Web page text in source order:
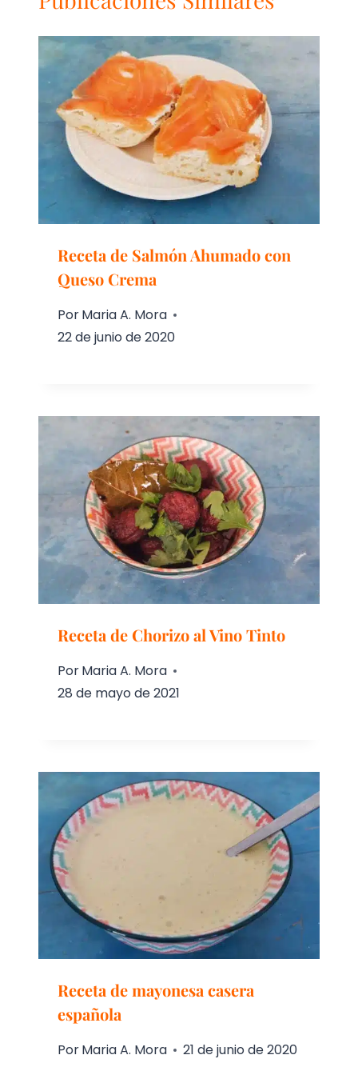
Receta de Salmón Ahumado con
Queso Crema
PorMaria A. Mora
22 de junio de 2020
Receta de Chorizo ​​al Vino Tinto
PorMaria A. Mora
28 de mayo de 2021
Receta de mayonesa casera
española
PorMaria A. Mora 21 de junio de 2020